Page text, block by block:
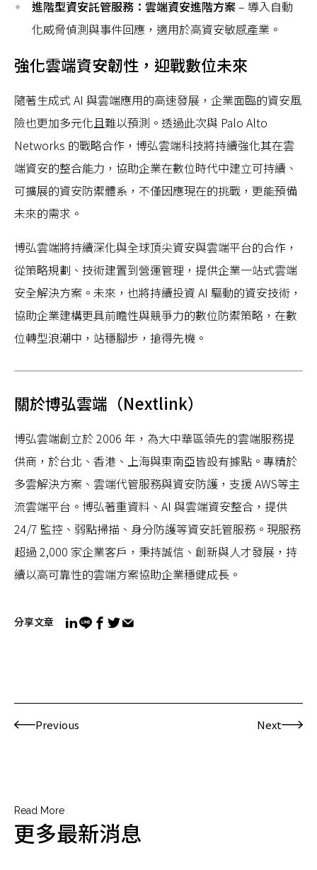
進階型資安託管服務：雲端資安進階方案– 導入自動
化威脅偵測與事件回應，適用於高資安敏感產業。
強化雲端資安韌性，迎戰數位未來
隨著生成式 AI 與雲端應用的高速發展，企業面臨的資安風
險也更加多元化且難以預測。透過此次與 Palo Alto
Networks 的戰略合作，博弘雲端科技將持續強化其在雲
端資安的整合能力，協助企業在數位時代中建立可持續、
可擴展的資安防禦體系，不僅因應現在的挑戰，更能預備
未來的需求。
博弘雲端將持續深化與全球頂尖資安與雲端平台的合作，
從策略規劃、技術建置到營運管理，提供企業一站式雲端
安全解決方案。未來，也將持續投資 AI 驅動的資安技術，
協助企業建構更具前瞻性與競爭力的數位防禦策略，在數
位轉型浪潮中，站穩腳步，搶得先機。
關於博弘雲端（Nextlink）
博弘雲端創立於 2006 年，為大中華區領先的雲端服務提
供商，於台北、香港、上海與東南亞皆設有據點。專精於
多雲解決方案、雲端代管服務與資安防護，支援 AWS等主
流雲端平台。博弘著重資料、AI 與雲端資安整合，提供
24/7 監控、弱點掃描、身分防護等資安託管服務。現服務
超過 2,000 家企業客戶，秉持誠信、創新與人才發展，持
續以高可靠性的雲端方案協助企業穩健成長。
分享文章
Previous Next
Read More
更多最新消息